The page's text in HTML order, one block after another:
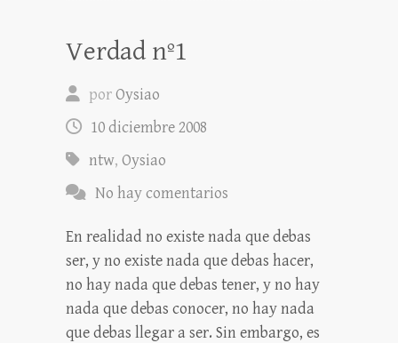
Verdad nº1
porOysiao
10 diciembre 2008
ntw, Oysiao
No hay comentarios
En realidad no existe nada que debas
ser, y no existe nada que debas hacer,
no hay nada que debas tener, y no hay
nada que debas conocer, no hay nada
que debas llegar a ser. Sin embargo, es